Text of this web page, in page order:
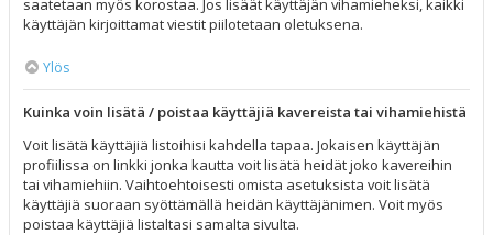
saatetaan myös korostaa. Jos lisäät käyttäjän vihamieheksi, kaikki
käyttäjän kirjoittamat viestit piilotetaan oletuksena.
Ylös
Kuinka voin lisätä / poistaa käyttäjiä kavereista tai vihamiehistä
Voit lisätä käyttäjiä listoihisi kahdella tapaa. Jokaisen käyttäjän
profiilissa on linkki jonka kautta voit lisätä heidät joko kavereihin
tai vihamiehiin. Vaihtoehtoisesti omista asetuksista voit lisätä
käyttäjiä suoraan syöttämällä heidän käyttäjänimen. Voit myös
poistaa käyttäjiä listaltasi samalta sivulta.